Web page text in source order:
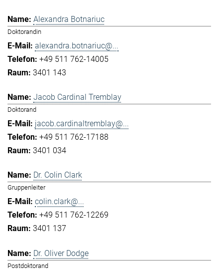
Alexandra Botnariuc
Doktorandin
alexandra.botnariuc@...
+49 511 762-14005
3401 143
Jacob Cardinal Tremblay
Doktorand
jacob.cardinaltremblay@...
+49 511 762-17188
3401 034
Dr. Colin Clark
Gruppenleiter
colin.clark@...
+49 511 762-12269
3401 137
Dr. Oliver Dodge
Postdoktorand